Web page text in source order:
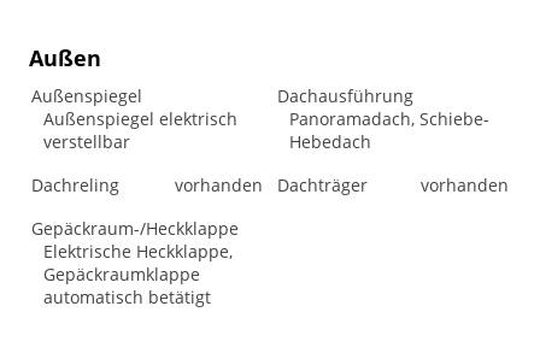
Außen
Außenspiegel
Außenspiegel elektrisch
verstellbar
Dachausführung
Panoramadach, Schiebe-
Hebedach
Dachreling
vorhanden Dachträger
vorhanden
Gepäckraum-/Heckklappe
Elektrische Heckklappe,
Gepäckraumklappe
automatisch betätigt